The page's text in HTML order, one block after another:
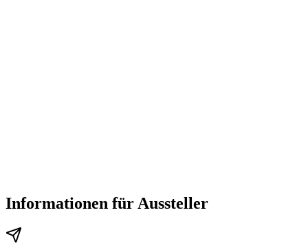
Informationen für Aussteller